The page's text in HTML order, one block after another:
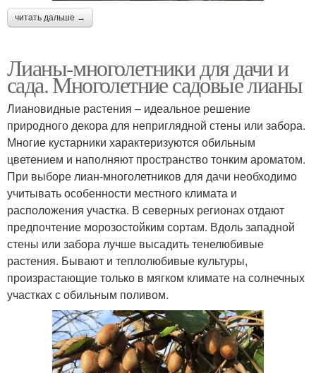
читать дальше →
Лианы-многолетники для дачи и
сада. Многолетние садовые лианы
Лиановидные растения – идеальное решение
природного декора для неприглядной стены или забора.
Многие кустарники характеризуются обильным
цветением и наполняют пространство тонким ароматом.
При выборе лиан-многолетников для дачи необходимо
учитывать особенности местного климата и
расположения участка. В северных регионах отдают
предпочтение морозостойким сортам. Вдоль западной
стены или забора лучше высадить тенелюбивые
растения. Бывают и теплолюбивые культуры,
произрастающие только в мягком климате на солнечных
участках с обильным поливом.